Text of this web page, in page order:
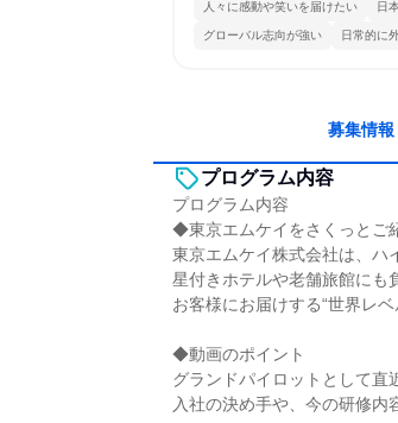
人々に感動や笑いを届けたい 日
グローバル志向が強い 日常的に
募集情報
プログラム内容
プログラム内容
◆東京エムケイをさくっとご
東京エムケイ株式会社は、ハ
星付きホテルや老舗旅館にも
お客様にお届けする“世界レ
◆動画のポイント
グランドパイロットとして直
入社の決め手や、今の研修内